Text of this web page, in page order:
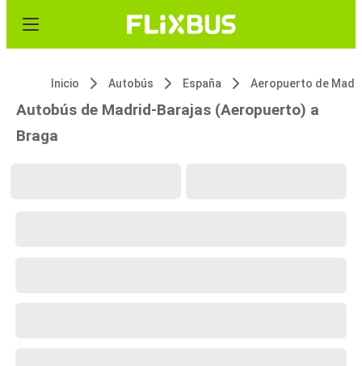
Inicio Autobús España
Autobús de Madrid-Barajas (Aeropuerto) a
Braga